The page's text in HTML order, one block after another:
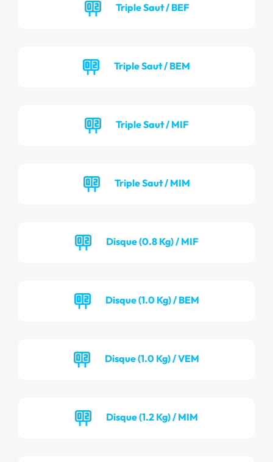
Triple Saut / BEF
Triple Saut / BEM
Triple Saut / MIF
Triple Saut / MIM
Disque (0.8 Kg) / MIF
Disque (1.0 Kg) / BEM
Disque (1.0 Kg) / VEM
Disque (1.2 Kg) / MIM